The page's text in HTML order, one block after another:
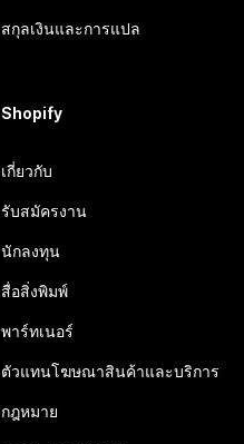
สกุลเงินและการแปล
Shopify
เกี่ยวกับ
รับสมัครงาน
นักลงทุน
สื่อสิ่งพิมพ์
พาร์ทเนอร์
ตัวแทนโฆษณาสินค้าและบริการ
กฎหมาย